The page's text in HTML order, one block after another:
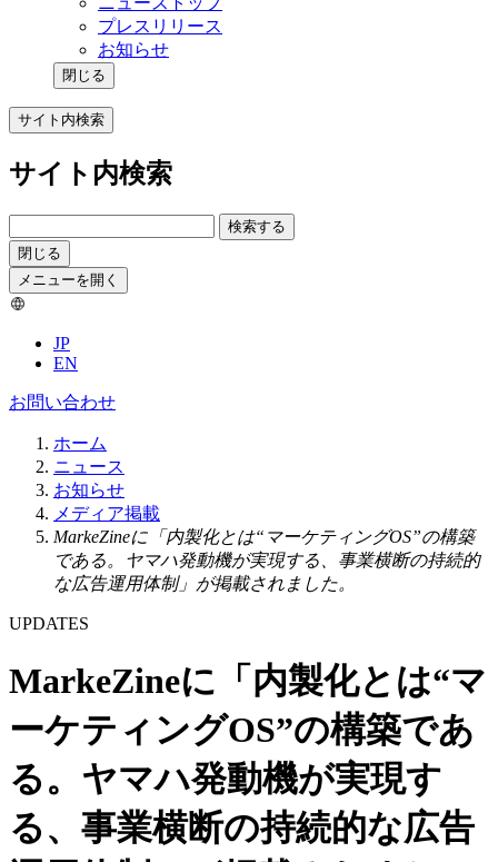
プレスリリース
お知らせ
閉じる
サイト内検索
サイト内検索
検索する
閉じる
メニューを開く
JP
EN
お問い合わせ
ホーム
ニュース
お知らせ
メディア掲載
MarkeZineに「内製化とは“マーケティングOS”の構築
である。ヤマハ発動機が実現する、事業横断の持続的
な広告運用体制」が掲載されました。
UPDATES
MarkeZineに「内製化とは“マ
ーケティングOS”の構築であ
る。ヤマハ発動機が実現す
る、事業横断の持続的な広告